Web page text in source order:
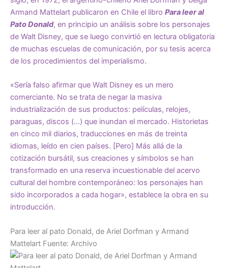
Armand Mattelart publicaron en Chile el libro Para leer al
Pato Donald, en principio un análisis sobre los personajes
de Walt Disney, que se luego convirtió en lectura obligatoria
de muchas escuelas de comunicación, por su tesis acerca
de los procedimientos del imperialismo.
«Sería falso afirmar que Walt Disney es un mero
comerciante. No se trata de negar la masiva
industrialización de sus productos: películas, relojes,
paraguas, discos (…) que inundan el mercado. Historietas
en cinco mil diarios, traducciones en más de treinta
idiomas, leído en cien países. [Pero] Más allá de la
cotización bursátil, sus creaciones y símbolos se han
transformado en una reserva incuestionable del acervo
cultural del hombre contemporáneo: los personajes han
sido incorporados a cada hogar», establece la obra en su
introducción.
Para leer al pato Donald, de Ariel Dorfman y Armand
Mattelart Fuente: Archivo